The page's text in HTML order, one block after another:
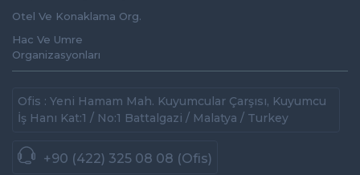
Otel Ve Konaklama Org.
Hac Ve Umre
Organizasyonları
Ofis : Yeni Hamam Mah. Kuyumcular Çarşısı, Kuyumcu
İş Hanı Kat:1 / No:1 Battalgazi / Malatya / Turkey
+90 (422) 325 08 08 (Ofis)